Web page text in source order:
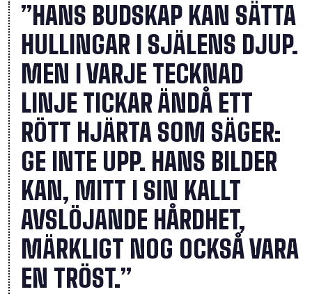
”HANS BUDSKAP KAN SÄTTA
HULLINGAR I SJÄLENS DJUP.
MEN I VARJE TECKNAD
LINJE TICKAR ÄNDÅ ETT
RÖTT HJÄRTA SOM SÄGER:
GE INTE UPP. HANS BILDER
KAN, MITT I SIN KALLT
AVSLÖJANDE HÅRDHET,
MÄRKLIGT NOG OCKSÅ VARA
EN TRÖST.”